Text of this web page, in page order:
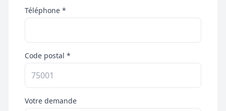
Téléphone *
Code postal *
Votre demande